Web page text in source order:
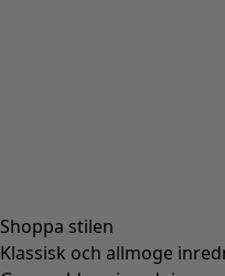
Shoppa stilen
Klassisk och allmoge